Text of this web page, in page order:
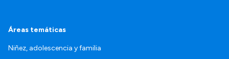
Áreas temáticas
Niñez, adolescencia y familia